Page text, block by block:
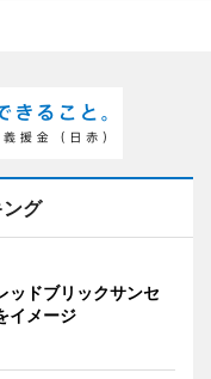
グ
ッドブリックサンセ
イメージ